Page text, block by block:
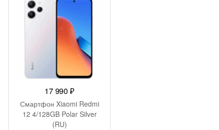
17 990₽
Смартфон Xiaomi Redmi
12 4/128GB Polar Silver
(RU)